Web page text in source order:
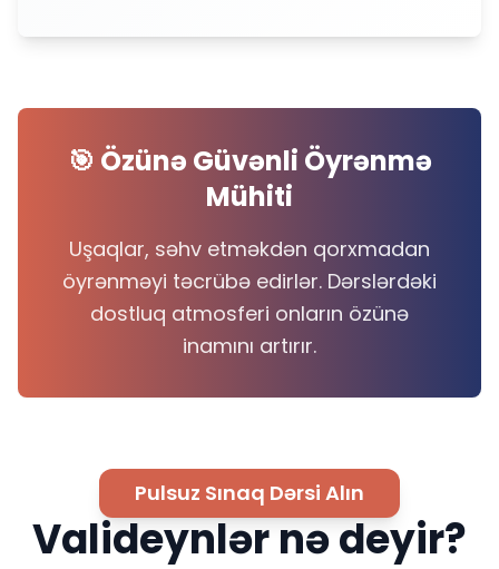
🎯 Özünə Güvənli Öyrənmə
Mühiti
Uşaqlar, səhv etməkdən qorxmadan
öyrənməyi təcrübə edirlər. Dərslərdəki
dostluq atmosferi onların özünə
inamını artırır.
Pulsuz Sınaq Dərsi Alın
Valideynlər nə deyir?